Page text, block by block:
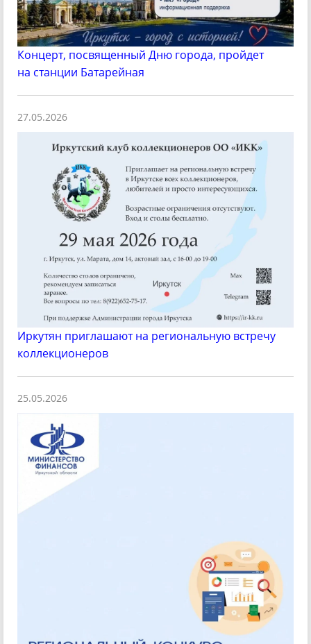
Концерт, посвященный Дню города, пройдет
на станции Батарейная
27.05.2026
Иркутян приглашают на региональную встречу
коллекционеров
25.05.2026